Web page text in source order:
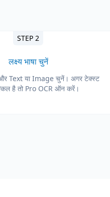
STEP 2
लक्ष्य भाषा चुनें
और Text या Image चुनें। अगर टेक्स्ट
है तो Pro OCR ऑन करें।